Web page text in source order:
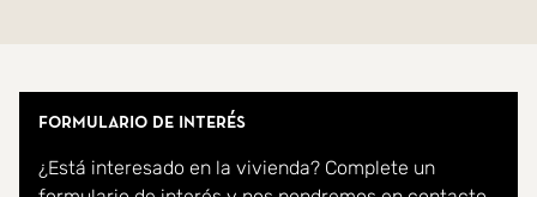
and almond trees. The residential complex
includes a communal swimming pool, and each
apartment comes with a parking space and a
Formulario de interés
¿Está interesado en la vivienda? Complete un